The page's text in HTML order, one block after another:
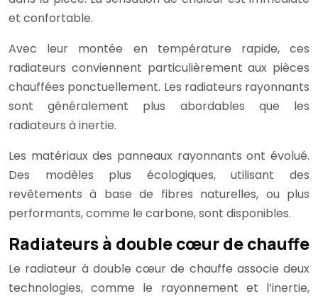
et confortable.
Avec leur montée en température rapide, ces
radiateurs conviennent particulièrement aux pièces
chauffées ponctuellement. Les radiateurs rayonnants
sont généralement plus abordables que les
radiateurs à inertie.
Les matériaux des panneaux rayonnants ont évolué.
Des modèles plus écologiques, utilisant des
revêtements à base de fibres naturelles, ou plus
performants, comme le carbone, sont disponibles.
Radiateurs à double cœur de chauffe
Le radiateur à double cœur de chauffe associe deux
technologies, comme le rayonnement et l’inertie,